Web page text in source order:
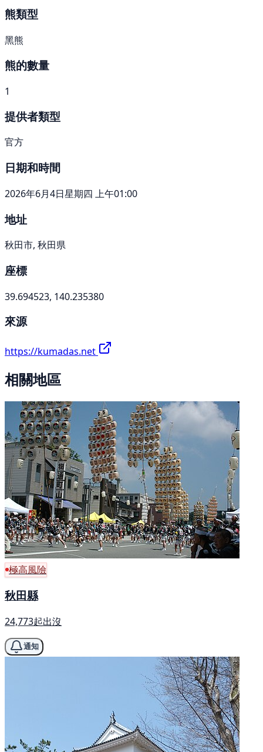
熊類型
黑熊
熊的數量
1
提供者類型
官方
日期和時間
2026年6月4日星期四 上午01:00
地址
秋田市, 秋田県
座標
39.694523, 140.235380
來源
https://kumadas.net
相關地區
極高風險
秋田縣
24,773起出沒
通知